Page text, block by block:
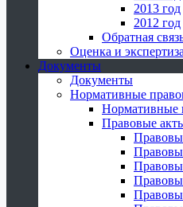
2013 год
2012 год
Обратная
Оценка и
Документы
Документы
Нормативные
Нормативные
Правовые